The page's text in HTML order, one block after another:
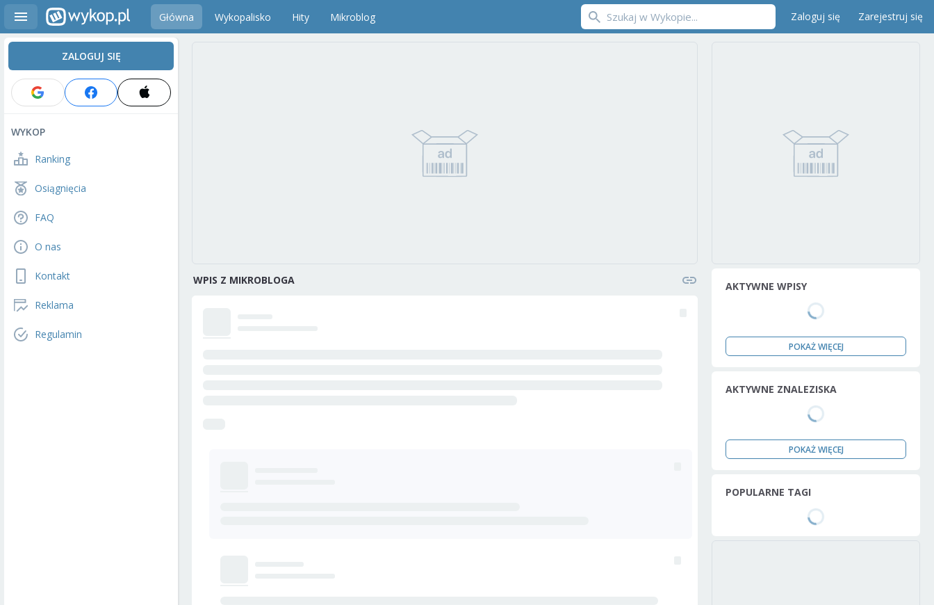
Główna Wykopalisko Hity Mikroblog Zaloguj się Zarejestruj się
ZALOGUJ SIĘ
WYKOP
Ranking
Osiągnięcia
FAQ
O nas
Kontakt
Reklama
Regulamin
WPIS Z MIKROBLOGA AKTYWNE WPISY
POKAŻ WIĘCEJ
AKTYWNE ZNALEZISKA
POKAŻ WIĘCEJ
POPULARNE TAGI